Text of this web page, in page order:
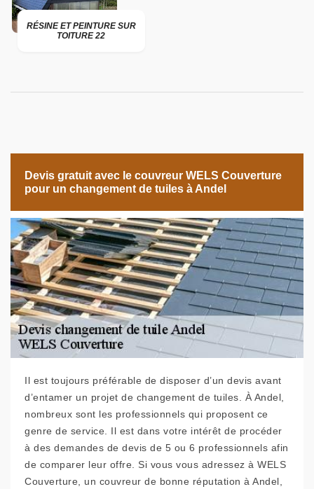
RÉSINE ET PEINTURE SUR
TOITURE 22
Devis gratuit avec le couvreur WELS Couverture
pour un changement de tuiles à Andel
Il est toujours préférable de disposer d’un devis avant
d’entamer un projet de changement de tuiles. À Andel,
nombreux sont les professionnels qui proposent ce
genre de service. Il est dans votre intérêt de procéder
à des demandes de devis de 5 ou 6 professionnels afin
de comparer leur offre. Si vous vous adressez à WELS
Couverture, un couvreur de bonne réputation à Andel,